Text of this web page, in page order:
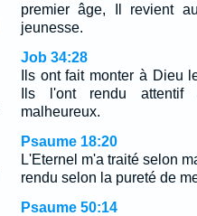
premier âge, Il revient
jeunesse.
Job 34:28
Ils ont fait monter à Dieu
Ils l'ont rendu
malheureux.
Psaume 18:20
L'Eternel m'a traité selon
rendu selon la pureté de
Psaume 50:14